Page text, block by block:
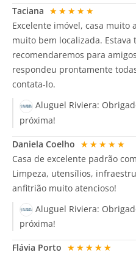
Taciana ★★★★★
Excelente imóvel, casa muito
muito bem localizada.
recomendaremos para
respondeu prontamente
contata-lo.
Aluguel Riviera:
próxima!
Daniela Coelho ★★★★★
Casa de excelente padrão
Limpeza, utensílios,
anfitrião muito atencioso!
Aluguel Riviera:
próxima!
Flávia Porto ★★★★★